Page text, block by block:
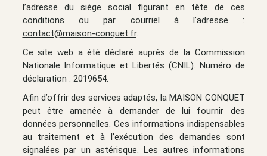
l’adresse du siège social figurant en tête de ces
conditions ou par courriel à l’adresse :
contact@maison-conquet.fr.
Ce site web a été déclaré auprès de la Commission
Nationale Informatique et Libertés (CNIL). Numéro de
déclaration : 2019654.
Afin d’offrir des services adaptés, la MAISON CONQUET
peut être amenée à demander de lui fournir des
données personnelles. Ces informations indispensables
au traitement et à l’exécution des demandes sont
signalées par un astérisque. Les autres informations